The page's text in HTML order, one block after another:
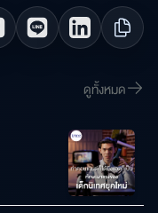
ดูทั้งหมด